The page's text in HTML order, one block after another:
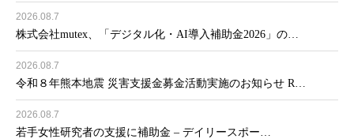
2026.08.7
株式会社mutex、「デジタル化・AI導入補助金2026」の…
2026.08.7
令和８年熊本地震 災害支援金募金活動実施のお知らせ R…
2026.08.7
若手女性研究者の支援に補助金 – デイリースポー…